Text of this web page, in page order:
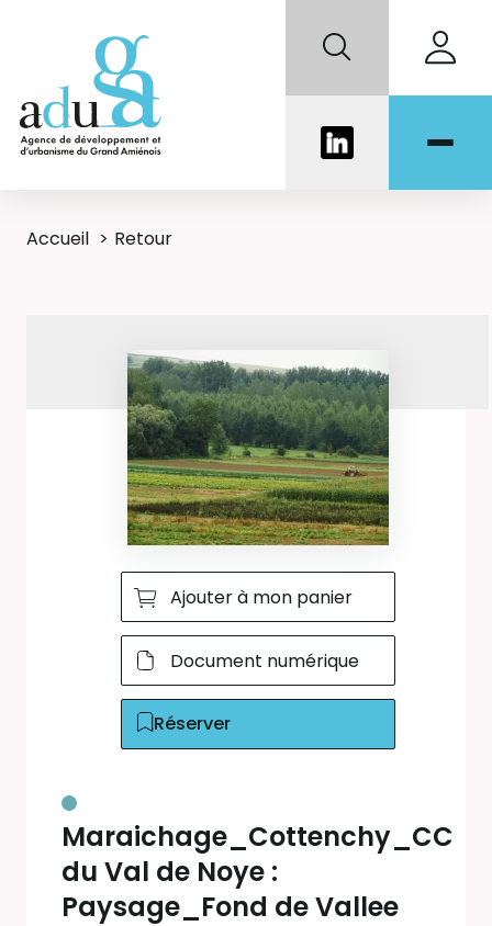
Accueil Retour
Ajouter à mon panier
Document numérique
Réserver
Maraichage_Cottenchy_CC
du Val de Noye :
Paysage_Fond de Vallee